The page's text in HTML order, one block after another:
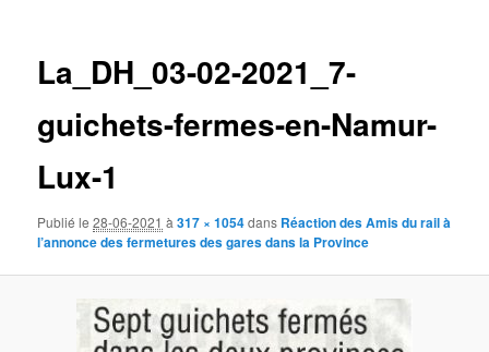
La_DH_03-02-2021_7-
guichets-fermes-en-Namur-
Lux-1
Publié le28-06-2021 à317 × 1054dans Réaction des Amis du rail à
l’annonce des fermetures des gares dans la Province